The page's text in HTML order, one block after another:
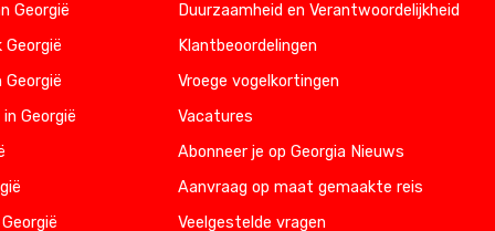
Georgië
Georgië
Georgië
Georgië
Duurzaamheid en Verantwoordelijkheid
Klantbeoordelingen
Vroege vogelkortingen
Vacatures
Abonneer je op Georgia Nieuws
Aanvraag op maat gemaakte reis
Veelgestelde vragen